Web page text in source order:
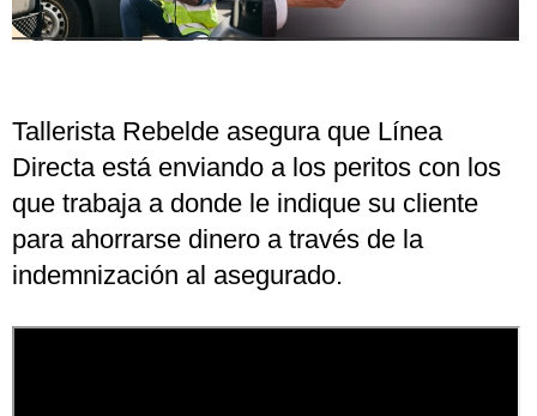
Tallerista Rebelde asegura que Línea
Directa está enviando a los peritos con los
que trabaja a donde le indique su cliente
para ahorrarse dinero a través de la
indemnización al asegurado.